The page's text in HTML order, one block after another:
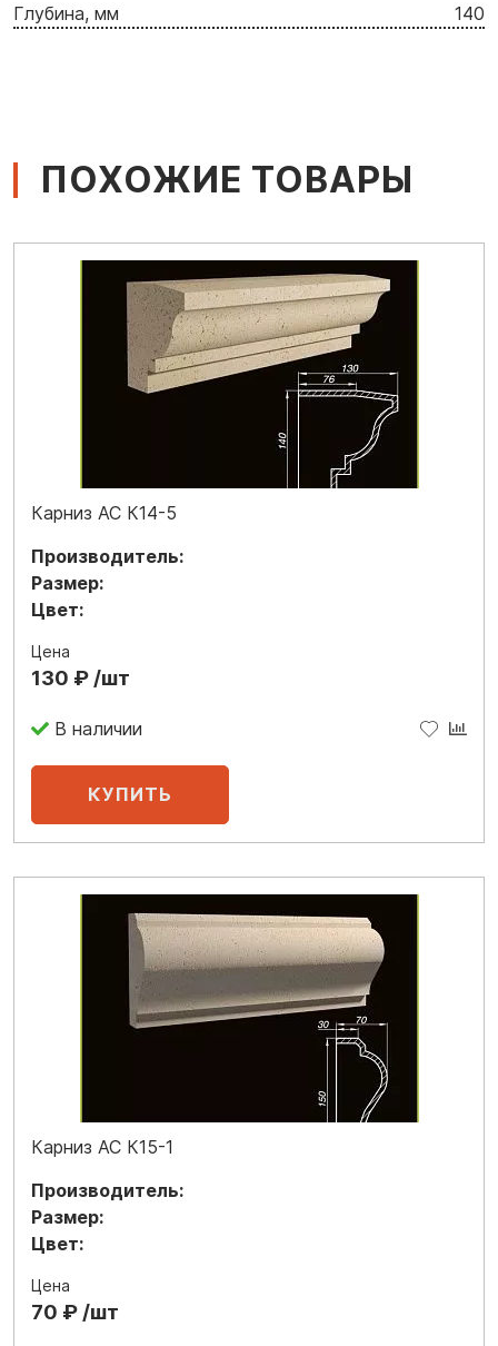
Глубина, мм 140
ПОХОЖИЕ ТОВАРЫ
Карниз АС К14-5
Производитель:
Размер:
Цвет:
Цена
130 ₽ /шт
В наличии
Карниз АС К15-1
Производитель:
Размер:
Цвет:
Цена
70 ₽ /шт